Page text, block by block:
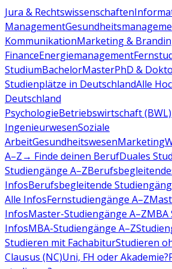
Jura & Rechtswissenschaften
Management
KommunikationMarketing &
FinanceEnergiemanagement
StudiumBachelorMasterPhD &
Studienplätze in DeutschlandAlle
Deutschland
PsychologieBetriebswirtschaft (BWL)
IngenieurwesenSoziale
ArbeitGesundheitswesenMarketing
A–Z→ Finde deinen BerufDuales
Studiengänge A–Z
InfosBerufsbegleitende
Alle InfosFernstudiengänge A–Z
InfosMaster-Studiengänge A–ZMBA
InfosMBA-Studiengänge A–Z
Studieren mit FachabiturStudieren
Clausus (NC)Uni, FH oder Akademie?